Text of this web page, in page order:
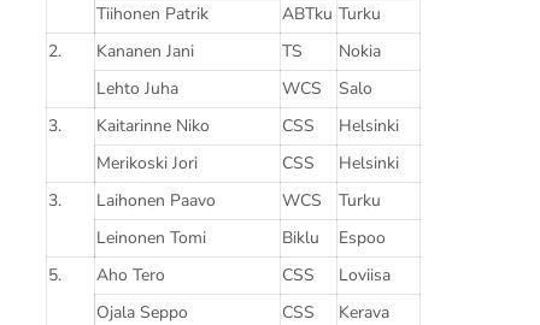
Tiihonen Patrik
ABTku Turku
2.
Kananen Jani TS
Nokia
Lehto Juha
WCS
Salo
3.
Kaitarinne Niko CSS
Helsinki
Merikoski Jori
CSS
Helsinki
3.
Laihonen Paavo WCS
Turku
Leinonen Tomi
Biklu
Espoo
5.
Aho Tero CSS
Loviisa
Ojala Seppo
CSS
Kerava